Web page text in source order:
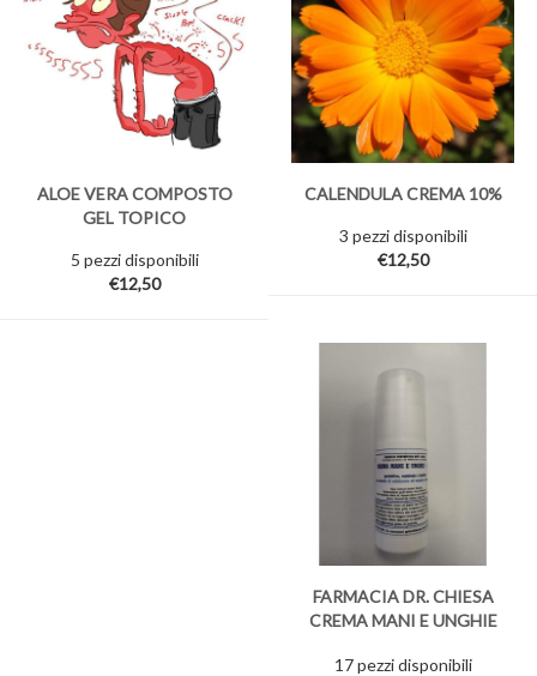
ALOE VERA COMPOSTO
GEL TOPICO
5 pezzi disponibili
€12,50
CALENDULA CREMA 10%
3 pezzi disponibili
€12,50
FARMACIA DR. CHIESA
CREMA MANI E UNGHIE
17 pezzi disponibili